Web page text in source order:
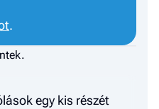
.
egy kis részét